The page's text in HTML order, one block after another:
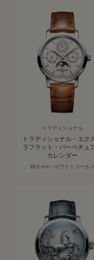
トラディショナル
トラディショナル・エク
ラフラット・パーペチュ
カレンダー
36.5 mm - ホワイトゴールド